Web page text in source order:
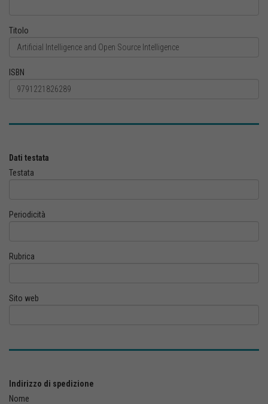
Titolo
ISBN
Dati testata
Testata
Periodicità
Rubrica
Sito web
Indirizzo di spedizione
Nome